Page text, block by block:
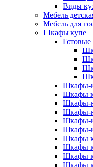
Виды
Мебель
Мебель для
Шкафы купе
Готовые
Шкафы-
Шкафы
Шкафы-
Шкафы-
Шкафы-
Шкафы-
Шкафы
Шкафы
Шкафы
Шкафы